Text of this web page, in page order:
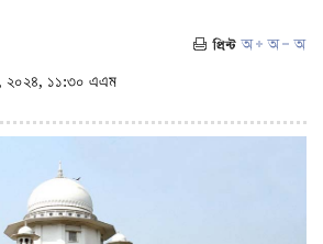
২০২৪, ১১:৩০ এএম